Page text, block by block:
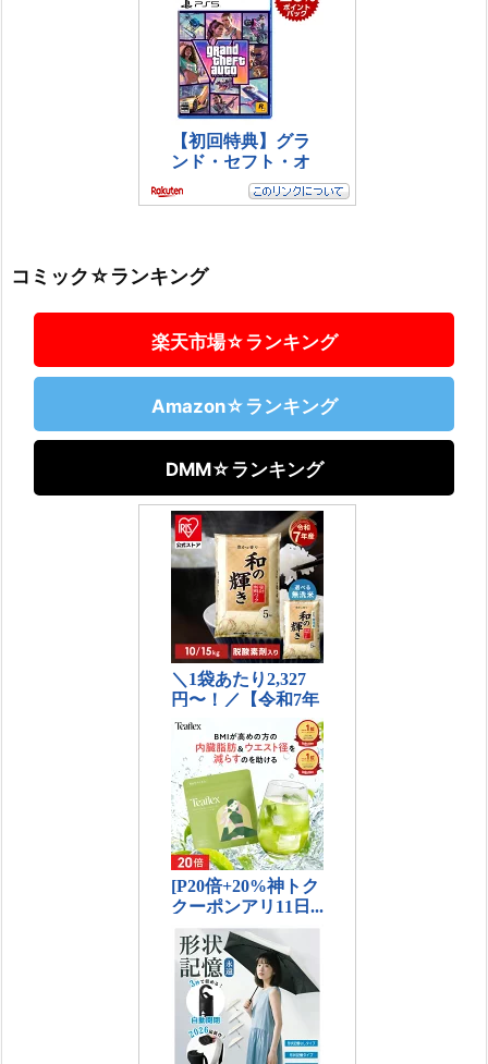
コミック☆ランキング
楽天市場☆ランキング
Amazon☆ランキング
DMM☆ランキング